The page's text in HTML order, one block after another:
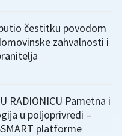
čestitku povodom
zahvalnosti i
RADIONICU Pametna i
u poljoprivredi –
platforme